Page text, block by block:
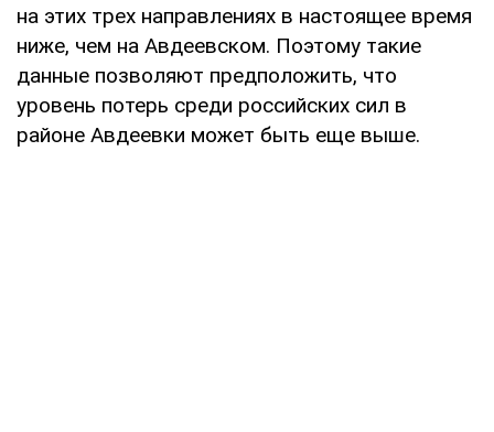
на этих трех направлениях в настоящее время
ниже, чем на Авдеевском. Поэтому такие
данные позволяют предположить, что
уровень потерь среди российских сил в
районе Авдеевки может быть еще выше.